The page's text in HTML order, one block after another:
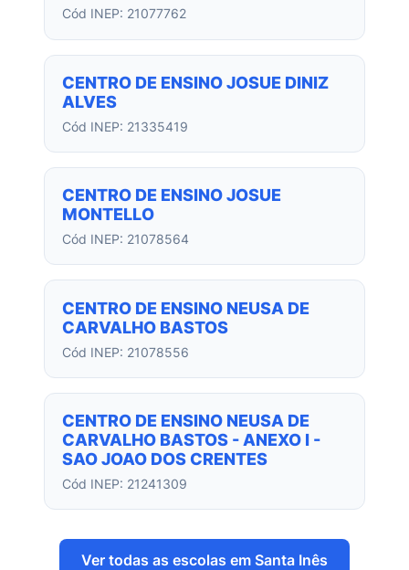
Cód INEP: 21077762
CENTRO DE ENSINO JOSUE DINIZ
ALVES
Cód INEP: 21335419
CENTRO DE ENSINO JOSUE
MONTELLO
Cód INEP: 21078564
CENTRO DE ENSINO NEUSA DE
CARVALHO BASTOS
Cód INEP: 21078556
CENTRO DE ENSINO NEUSA DE
CARVALHO BASTOS - ANEXO I -
SAO JOAO DOS CRENTES
Cód INEP: 21241309
Ver todas as escolas em Santa Inês